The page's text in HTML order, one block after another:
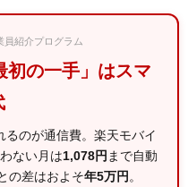
員紹介プログラム
初の一手」はスマ
のが通信費。楽天モバイ
わない月は1,078円 まで自動
の差はおよそ年5万円。